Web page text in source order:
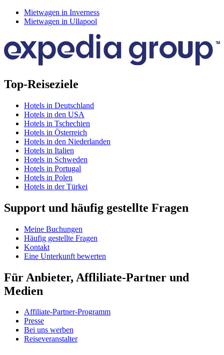
Mietwagen in Inverness
Mietwagen in Ullapool
Top-Reiseziele
Hotels in Deutschland
Hotels in den USA
Hotels in Tschechien
Hotels in Österreich
Hotels in den Niederlanden
Hotels in Italien
Hotels in Schweden
Hotels in Portugal
Hotels in Polen
Hotels in der Türkei
Support und häufig gestellte Fragen
Meine Buchungen
Häufig gestellte Fragen
Kontakt
Eine Unterkunft bewerten
Für Anbieter, Affliliate-Partner und
Medien
Affiliate-Partner-Programm
Presse
Bei uns werben
Reiseveranstalter